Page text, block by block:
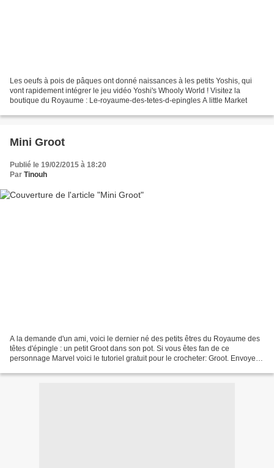
Les oeufs à pois de pâques ont donné naissances à les petits Yoshis, qui
vont rapidement intégrer le jeu vidéo Yoshi's Whooly World ! Visitez la
boutique du Royaume : Le-royaume-des-tetes-d-epingles A little Market
Mini Groot
Publié le 19/02/2015 à 18:20
Par Tinouh
A la demande d'un ami, voici le dernier né des petits êtres du Royaume des
têtes d'épingle : un petit Groot dans son pot. Si vous êtes fan de ce
personnage Marvel voici le tutoriel gratuit pour le crocheter: Groot. Envoyez